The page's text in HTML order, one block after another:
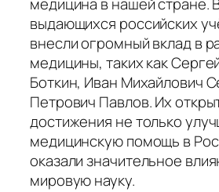
выдающихся российских
внесли огромный вклад в
медицины, таких как
Боткин, Иван Михайлович
Петрович Павлов. Их
достижения не только
медицинскую помощь в
оказали значительное
мировую науку.